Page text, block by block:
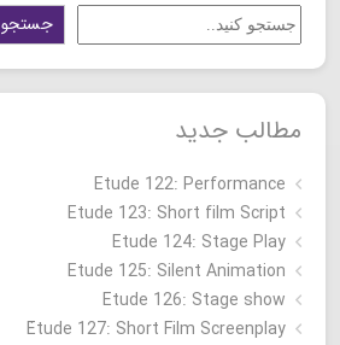
جستجو
مطالب جدید
Etude 122: Performance
Etude 123: Short film Script
Etude 124: Stage Play
Etude 125: Silent Animation
Etude 126: Stage show
Étude 127: Short Film Screenplay